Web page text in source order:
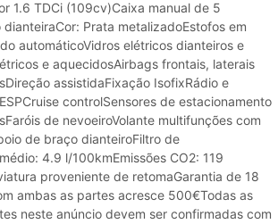
1.6 TDCi (109cv)Caixa manual de 5
Prata metalizadoEstofos em
automáticoVidros elétricos dianteiros e
e aquecidosAirbags frontais, laterais
assistidaFixação IsofixRádio e
controlSensores de estacionamento
de nevoeiroVolante multifunções com
de braço dianteiroFiltro de
4.9 l/100kmEmissões CO2: 119
proveniente de retomaGarantia de 18
ambas as partes acresce 500€Todas as
neste anúncio devem ser confirmadas com